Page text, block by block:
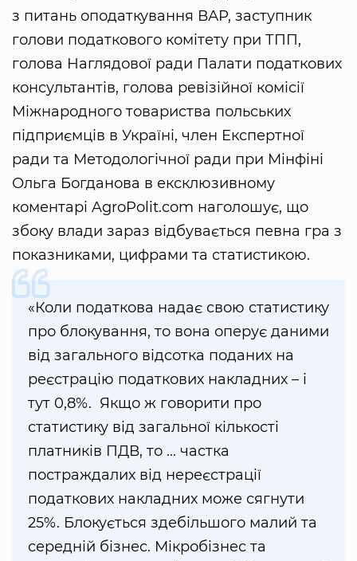
з питань оподаткування ВАР, заступник
голови податкового комітету при ТПП,
голова Наглядової ради Палати податкових
консультантів, голова ревізійної комісії
Міжнародного товариства польських
підприємців в Україні, член Експертної
ради та Методологічної ради при Мінфіні
Ольга Богданова в ексклюзивному
коментарі AgroPolit.com наголошує, що
збоку влади зараз відбувається певна гра з
показниками, цифрами та статистикою.
«Коли податкова надає свою статистику
про блокування, то вона оперує даними
від загального відсотка поданих на
реєстрацію податкових накладних – і
тут 0,8%. Якщо ж говорити про
статистику від загальної кількості
платників ПДВ, то ... частка
постраждалих від нереєстрації
податкових накладних може сягнути
25%. Блокується здебільшого малий та
середній бізнес. Мікробізнес та